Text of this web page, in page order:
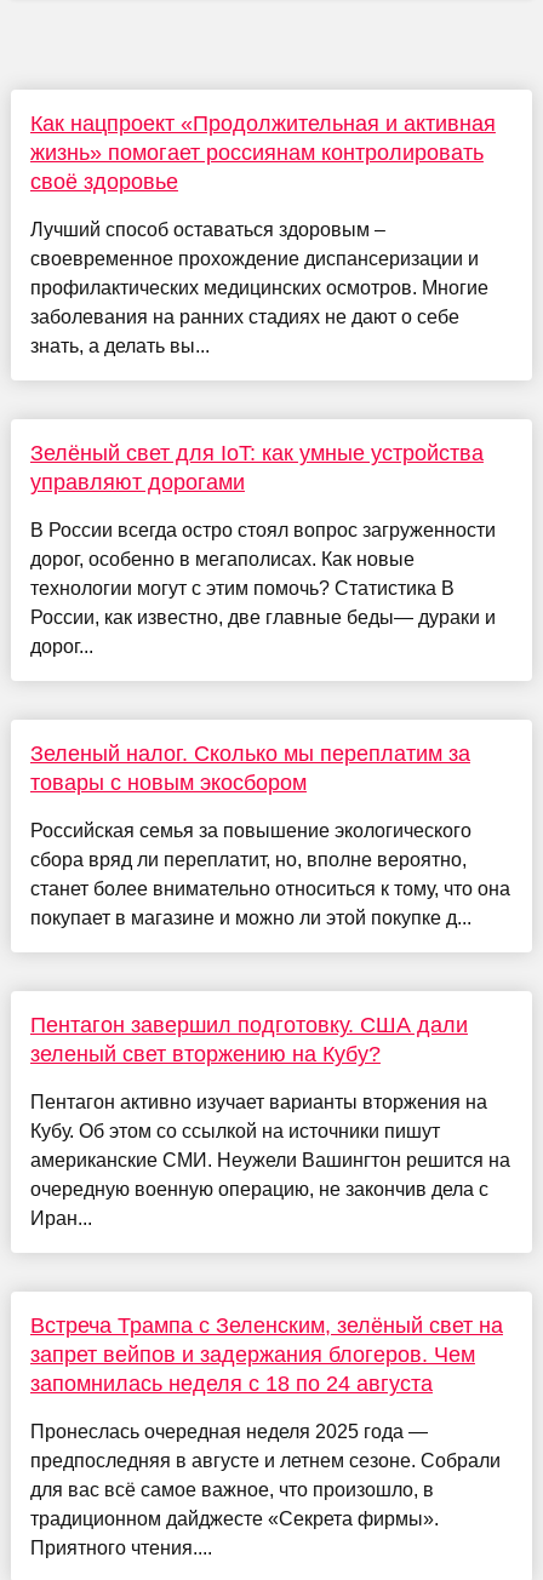
Как нацпроект «Продолжительная и активная
жизнь» помогает россиянам контролировать
своё здоровье
Лучший способ оставаться здоровым –
своевременное прохождение диспансеризации и
профилактических медицинских осмотров. Многие
заболевания на ранних стадиях не дают о себе
знать, а делать вы...
Зелёный свет для IoT: как умные устройства
управляют дорогами
В России всегда остро стоял вопрос загруженности
дорог, особенно в мегаполисах. Как новые
технологии могут с этим помочь? Статистика В
России, как известно, две главные беды— дураки и
дорог...
Зеленый налог. Сколько мы переплатим за
товары с новым экосбором
Российская семья за повышение экологического
сбора вряд ли переплатит, но, вполне вероятно,
станет более внимательно относиться к тому, что она
покупает в магазине и можно ли этой покупке д...
Пентагон завершил подготовку. США дали
зеленый свет вторжению на Кубу?
Пентагон активно изучает варианты вторжения на
Кубу. Об этом со ссылкой на источники пишут
американские СМИ. Неужели Вашингтон решится на
очередную военную операцию, не закончив дела с
Иран...
Встреча Трампа с Зеленским, зелёный свет на
запрет вейпов и задержания блогеров. Чем
запомнилась неделя с 18 по 24 августа
Пронеслась очередная неделя 2025 года —
предпоследняя в августе и летнем сезоне. Собрали
для вас всё самое важное, что произошло, в
традиционном дайджесте «Секрета фирмы».
Приятного чтения....